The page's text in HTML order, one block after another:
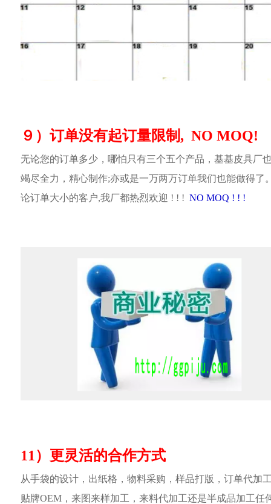
９）订单没有起订量限制, NO MOQ!
无论您的订单多少，哪怕只有三个五个产品，基基皮具厂
竭尽全力，精心制作;亦或是一万两万订单我们也能做得了
论订单大小的客户,我厂都热烈欢迎 ! ! ! NO MOQ ! ! !
11）更灵活的合作方式
从手袋的设计，出纸格，物料采购，样品打版，订单代加
贴牌OEM，来图来样加工，来料代加工还是半成品加工任